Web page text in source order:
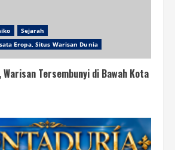
Sejarah
Eropa, Situs Warisan Dunia
Warisan Tersembunyi di Bawah Kota